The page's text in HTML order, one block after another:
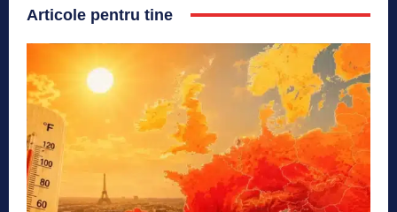
Articole pentru tine